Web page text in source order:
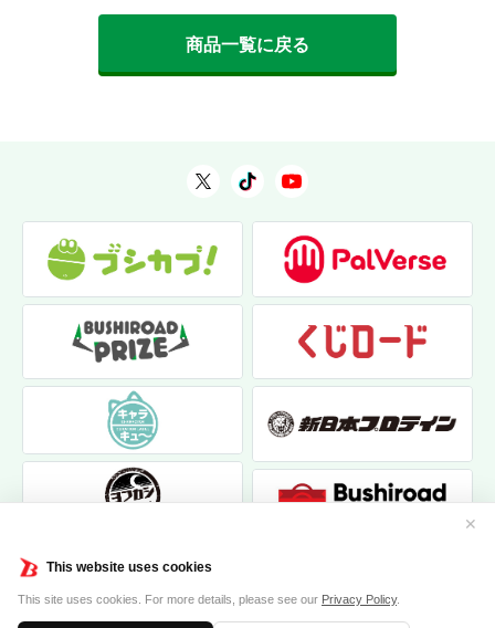
This website uses cookies
This site uses cookies. For more details, please see our Privacy Policy.
✕
商品一覧に戻る